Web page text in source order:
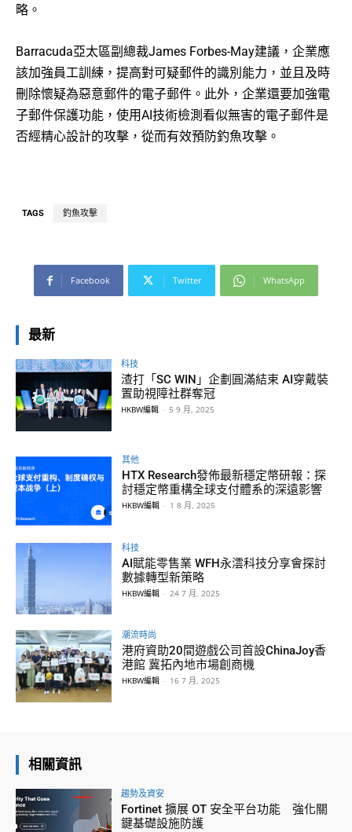
略。
Barracuda亞太區副總裁James Forbes-May建議，企業應
該加強員工訓練，提高對可疑郵件的識別能力，並且及時
刪除懷疑為惡意郵件的電子郵件。此外，企業還要加強電
子郵件保護功能，使用AI技術檢測看似無害的電子郵件是
否經精心設計的攻擊，從而有效預防釣魚攻擊。
TAGS 釣魚攻擊
Facebook Twitter WhatsApp
最新
科技
渣打「SC WIN」企劃圓滿結束 AI穿戴裝
置助視障社群奪冠
HKBW編輯 - 5 9 月, 2025
其他
HTX Research發佈最新穩定幣研報：探
討穩定幣重構全球支付體系的深遠影響
HKBW編輯 - 1 8 月, 2025
科技
AI賦能零售業 WFH永澐科技分享會探討
數據轉型新策略
HKBW編輯 - 24 7 月, 2025
潮流時尚
港府資助20間遊戲公司首設ChinaJoy香
港館 冀拓內地市場創商機
HKBW編輯 - 16 7 月, 2025
相關資訊
趨勢及資安
Fortinet 擴展 OT 安全平台功能 強化關
鍵基礎設施防護